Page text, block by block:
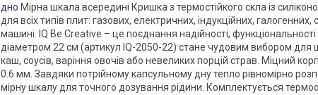
дно Мірна шкала всередині Кришка з термостійкого скла із
для всіх типів плит: газових, електричних, індукційних,
машині. IQ Be Creative – це поєднання надійності,
діаметром 22 см (артикул IQ-2050-22) стане чудовим вибором
каш, соусів, варіння овочів або невеликих порцій страв. Міцний
0.6 мм. Завдяки потрійному капсульному дну тепло рівномірно
мірну шкалу для точного дозування рідини. Комплектується